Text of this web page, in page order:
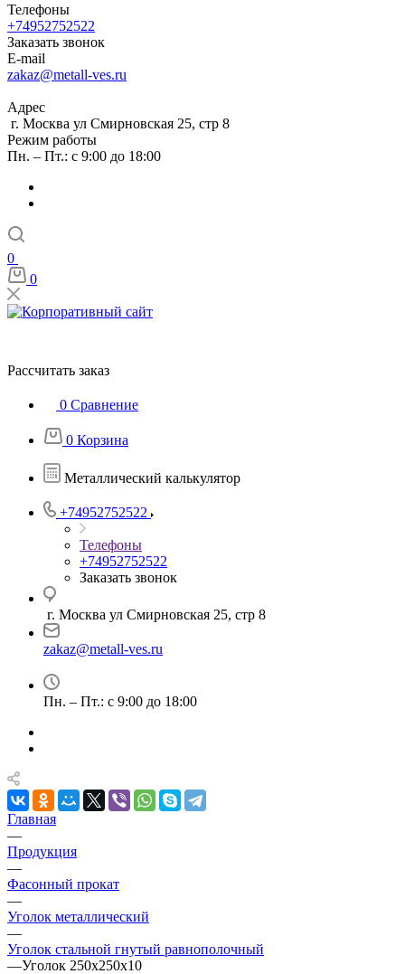
Телефоны
+74952752522
Заказать звонок
E-mail
zakaz@metall-ves.ru
Адрес
г. Москва ул Смирновская 25, стр 8
Режим работы
Пн. – Пт.: с 9:00 до 18:00
0
0
Рассчитать заказ
0 Сравнение
0 Корзина
Металлический калькулятор
+74952752522
Телефоны
+74952752522
Заказать звонок
г. Москва ул Смирновская 25, стр 8
zakaz@metall-ves.ru
Пн. – Пт.: с 9:00 до 18:00
Главная
—
Продукция
—
Фасонный прокат
—
Уголок металлический
—
Уголок стальной гнутый равнополочный
—Уголок 250х250х10